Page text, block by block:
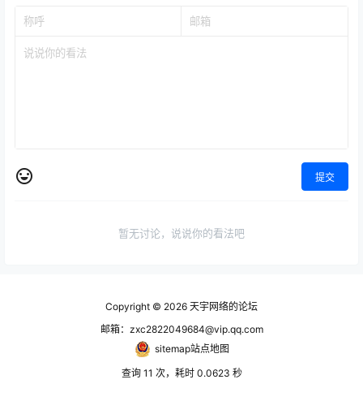
提交
暂无讨论，说说你的看法吧
Copyright © 2026 天宇网络的论坛
邮箱：zxc2822049684@vip.qq.com
sitemap站点地图
查询 11 次，耗时 0.0623 秒